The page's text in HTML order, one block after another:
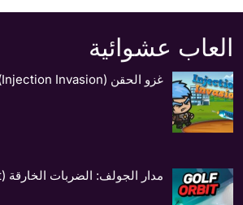
العاب عشوائية
غزو الحقن (Injection Invasion)
مدار الجولف: الضربات الخارقة (Golf Orbit)